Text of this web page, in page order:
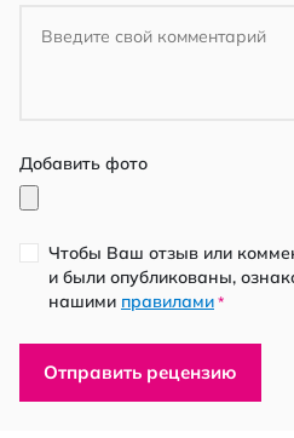
Добавить фото
Чтобы Ваш отзыв или
и были опубликованы,
нашими правилами *
Отправить рецензию